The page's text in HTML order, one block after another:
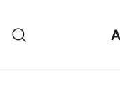
treści